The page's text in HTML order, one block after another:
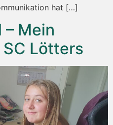
hat […]
– Mein
Lötters